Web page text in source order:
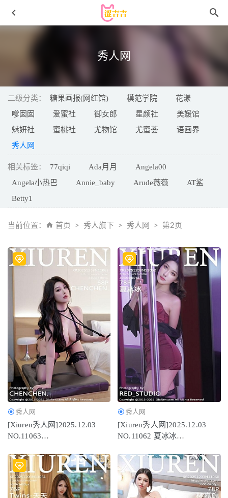
秀人网
二级分类： 糖果画报(网红馆) 模范学院
花漾
嗲囡囡
爱蜜社 御女郎 星颜社
美媛馆
魅妍社
蜜桃社 尤物馆 尤蜜荟
语画界
秀人网
相关标签： 77qiqi Ada月月
Angela00
Angela小热巴
Annie_baby Arude薇薇
AT鲨
Betty1
当前位置： 首页 秀人旗下 秀人网 第2页
秀人网
[Xiuren秀人网]2025.12.03
NO.11063
秀人网
[Xiuren秀人网]2025.12.03
NO.11062 夏冰冰
[XIAOYU语画界]2021.12.17 VOL.678 杨晨晨Yome[82+1P／
蠢沫沫 – NO.329 Game Girls [342P2V-2.58GB]
小仓千代w – NO.108 樋口円香泳装 [38P-117MB]
2025-05-
22
[Ligui丽柜]2021.07.27 《夏天的佑或》团子 [96+1P/790MB]